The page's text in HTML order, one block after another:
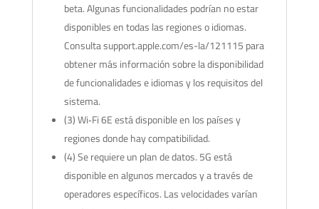
beta. Algunas funcionalidades podrían no estar
disponibles en todas las regiones o idiomas.
Consulta support.apple.com/es-la/121115 para
obtener más información sobre la disponibilidad
de funcionalidades e idiomas y los requisitos del
sistema.
(3) Wi‐Fi 6E está disponible en los países y
regiones donde hay compatibilidad.
(4) Se requiere un plan de datos. 5G está
disponible en algunos mercados y a través de
operadores específicos. Las velocidades varían